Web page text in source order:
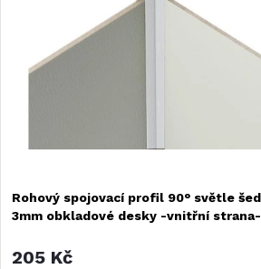
Rohový spojovací profil 90° světle
3mm obkladové desky -vnitřní strana-
205 Kč